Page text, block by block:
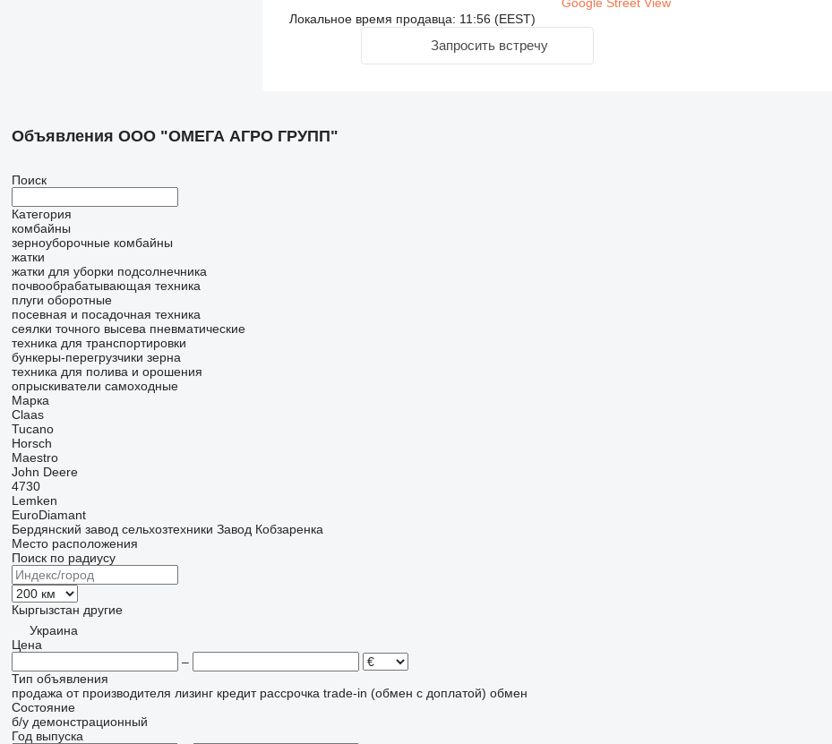
Локальное время продавца: 11:56 (EEST)
Запросить встречу
Объявления ООО "ОМЕГА АГРО ГРУПП"
Поиск
Категория
комбайны
зерноуборочные комбайны
жатки
жатки для уборки подсолнечника
почвообрабатывающая техника
плуги оборотные
посевная и посадочная техника
сеялки точного высева пневматические
техника для транспортировки
бункеры-перегрузчики зерна
техника для полива и орошения
опрыскиватели самоходные
Марка
Claas
Tucano
Horsch
Maestro
John Deere
4730
Lemken
EuroDiamant
Бердянский завод сельхозтехники Завод Кобзаренка
Место расположения
Поиск по радиусу
Кыргызстан другие
Украина
Цена
–
Тип объявления
продажа от производителя лизинг кредит рассрочка trade-in (обмен с доплатой) обмен
Состояние
б/у демонстрационный
Год выпуска